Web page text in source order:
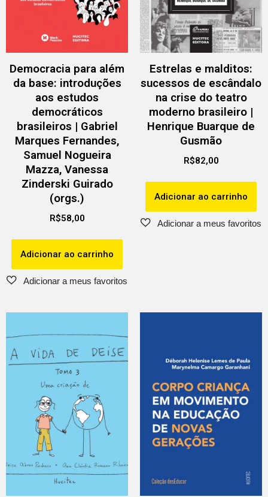
Democracia para além
da base: introduções
aos estudos
democráticos
brasileiros | Gabriel
Marques Fernandes,
Samuel Nogueira
Mazza, Vanessa
Zinderski Guirado
(orgs.)
R$58,00
Adicionar ao carrinho
Estrelas e malditos:
sucessos de escândalo
na crise do teatro
moderno brasileiro |
Henrique Buarque de
Gusmão
R$82,00
Adicionar ao carrinho